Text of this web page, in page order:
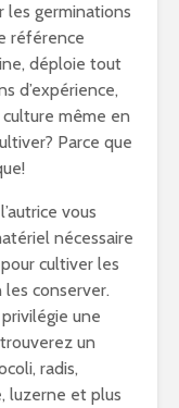
les germinations
référence
déploie tout
d’expérience,
même en
Parce que
vous
nécessaire
cultiver les
conserver.
une
un
radis,
luzerne et plus